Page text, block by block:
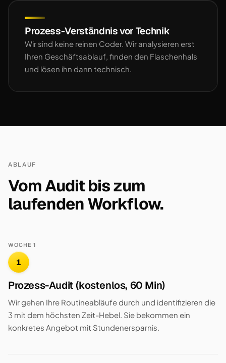
Prozess-Verständnis vor Technik
Wir sind keine reinen Coder. Wir analysieren erst
Ihren Geschäftsablauf, finden den Flaschenhals
und lösen ihn dann technisch.
ABLAUF
Vom Audit bis zum
laufenden Workflow.
WOCHE 1
1
Prozess-Audit (kostenlos, 60 Min)
Wir gehen Ihre Routineabläufe durch und identifizieren die
3 mit dem höchsten Zeit-Hebel. Sie bekommen ein
konkretes Angebot mit Stundenersparnis.